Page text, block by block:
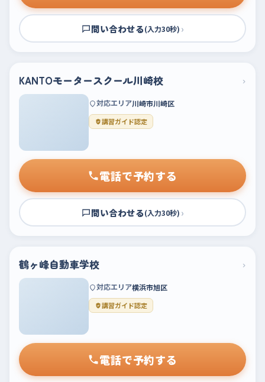
問い合わせる(入力30秒) ›
KANTOモータースクール川崎校 ›
対応エリア川崎市川崎区
講習ガイド認定
電話で予約する
問い合わせる(入力30秒) ›
鶴ヶ峰自動車学校 ›
対応エリア横浜市旭区
講習ガイド認定
電話で予約する